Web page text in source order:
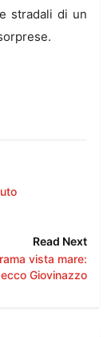
stradali di un
Read Next
vista mare:
ecco Giovinazzo